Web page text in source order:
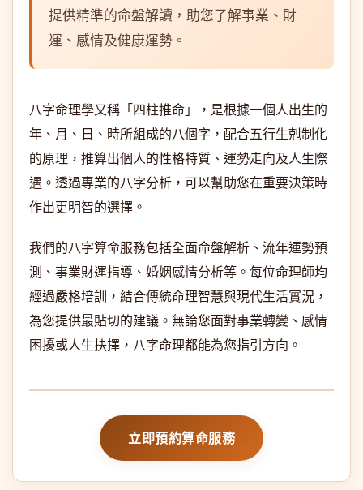
提供精準的命盤解讀，助您了解事業、財
運、感情及健康運勢。
八字命理學又稱「四柱推命」，是根據一個人出生的
年、月、日、時所組成的八個字，配合五行生剋制化
的原理，推算出個人的性格特質、運勢走向及人生際
遇。透過專業的八字分析，可以幫助您在重要決策時
作出更明智的選擇。
我們的八字算命服務包括全面命盤解析、流年運勢預
測、事業財運指導、婚姻感情分析等。每位命理師均
經過嚴格培訓，結合傳統命理智慧與現代生活實況，
為您提供最貼切的建議。無論您面對事業轉變、感情
困擾或人生抉擇，八字命理都能為您指引方向。
立即預約算命服務